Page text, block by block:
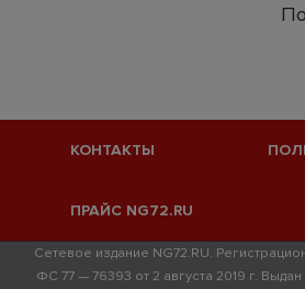
КОНТАКТЫ
ПРАЙС NG72.RU
Сетевое издание NG72.RU.
ФС 77 — 76393 от 2 августа 2019 г.